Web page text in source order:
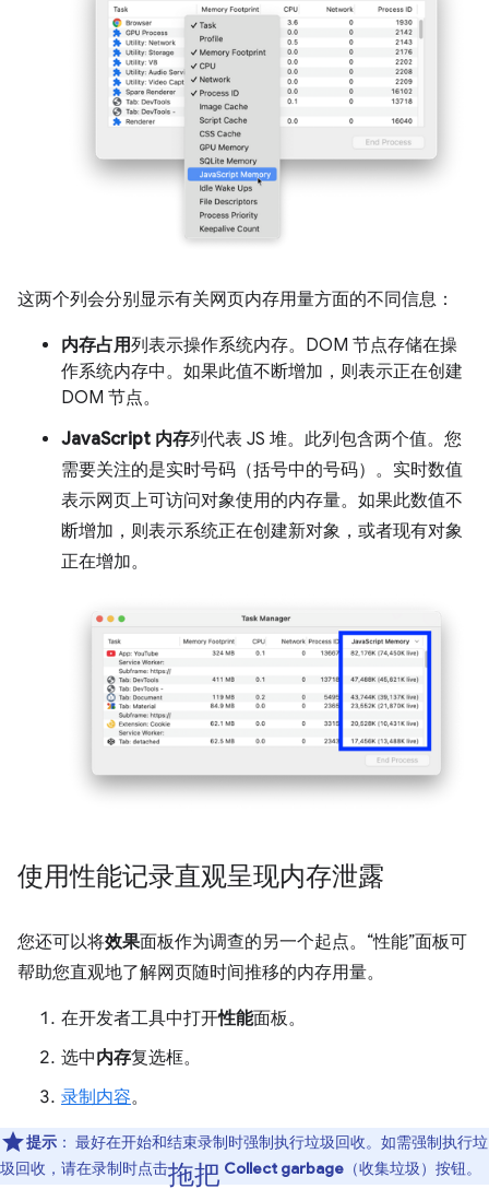
这两个列会分别显示有关网页内存用量方面的不同信息：
内存占用列表示操作系统内存。DOM 节点存储在操
作系统内存中。如果此值不断增加，则表示正在创建
DOM 节点。
JavaScript 内存列代表 JS 堆。此列包含两个值。您
需要关注的是实时号码（括号中的号码）。实时数值
表示网页上可访问对象使用的内存量。如果此数值不
断增加，则表示系统正在创建新对象，或者现有对象
正在增加。
使用性能记录直观呈现内存泄露
您还可以将效果面板作为调查的另一个起点。“性能”面板可
帮助您直观地了解网页随时间推移的内存用量。
在开发者工具中打开性能面板。
选中内存复选框。
录制内容。
提示 ： 最好在开始和结束录制时强制执行垃圾回收。如需强制执行垃
圾回收，请在录制时点击拖把 Collect garbage （收集垃圾）按钮。